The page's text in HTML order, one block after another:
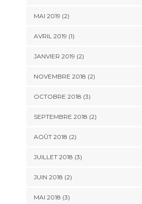
MAI 2019 (2)
AVRIL 2019 (1)
JANVIER 2019 (2)
NOVEMBRE 2018 (2)
OCTOBRE 2018 (3)
SEPTEMBRE 2018 (2)
AOÛT 2018 (2)
JUILLET 2018 (3)
JUIN 2018 (2)
MAI 2018 (3)